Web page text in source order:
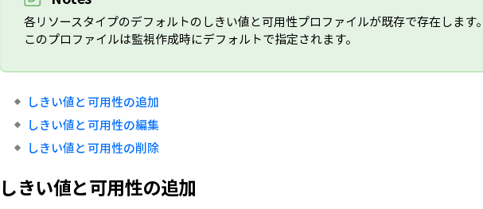
各リソースタイプのデフォルトのしきい値と可用性プロファイルが既存で存在します。
このプロファイルは監視作成時にデフォルトで指定されます。
しきい値と可用性の追加
しきい値と可用性の編集
しきい値と可用性の削除
しきい値と可用性の追加